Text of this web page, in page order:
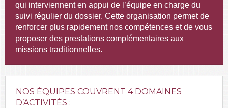
qui interviennent en appui de l’équipe en charge du
suivi régulier du dossier. Cette organisation permet de
renforcer plus rapidement nos compétences et de vous
proposer des prestations complémentaires aux
missions traditionnelles.
NOS ÉQUIPES COUVRENT 4 DOMAINES
D’ACTIVITÉS :